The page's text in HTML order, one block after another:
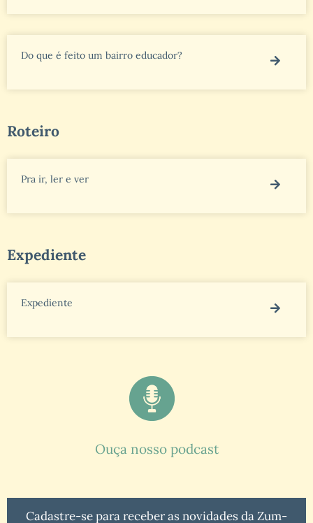
Do que é feito um bairro educador?
Roteiro
Pra ir, ler e ver
Expediente
Expediente
Ouça nosso podcast
Cadastre-se para receber as novidades da Zum-